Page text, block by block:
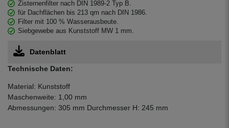
Zisternenfilter nach DIN 1989-2 Typ B.
für Dachflächen bis 213 qm nach DIN 1986.
Filter mit 100 % Wasserausbeute.
Siebgewebe aus Kunststoff MW 1 mm.
Datenblatt
Technische Daten:
Material: Kunststoff
Maschenweite: 1,00 mm
Abmessungen: 305 mm Durchmesser H: 245 mm